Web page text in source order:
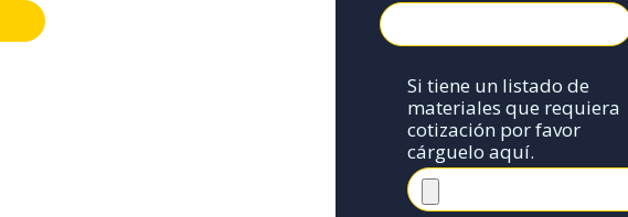
Si tiene un listado de
materiales que requiera
cotización por favor
cárguelo aquí.